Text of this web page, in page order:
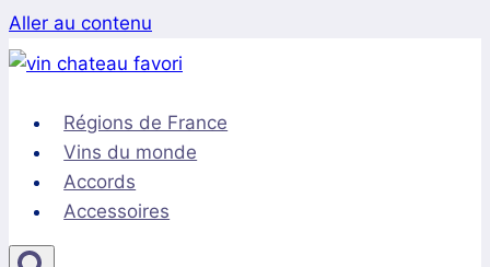
Aller au contenu
Régions de France
Vins du monde
Accords
Accessoires